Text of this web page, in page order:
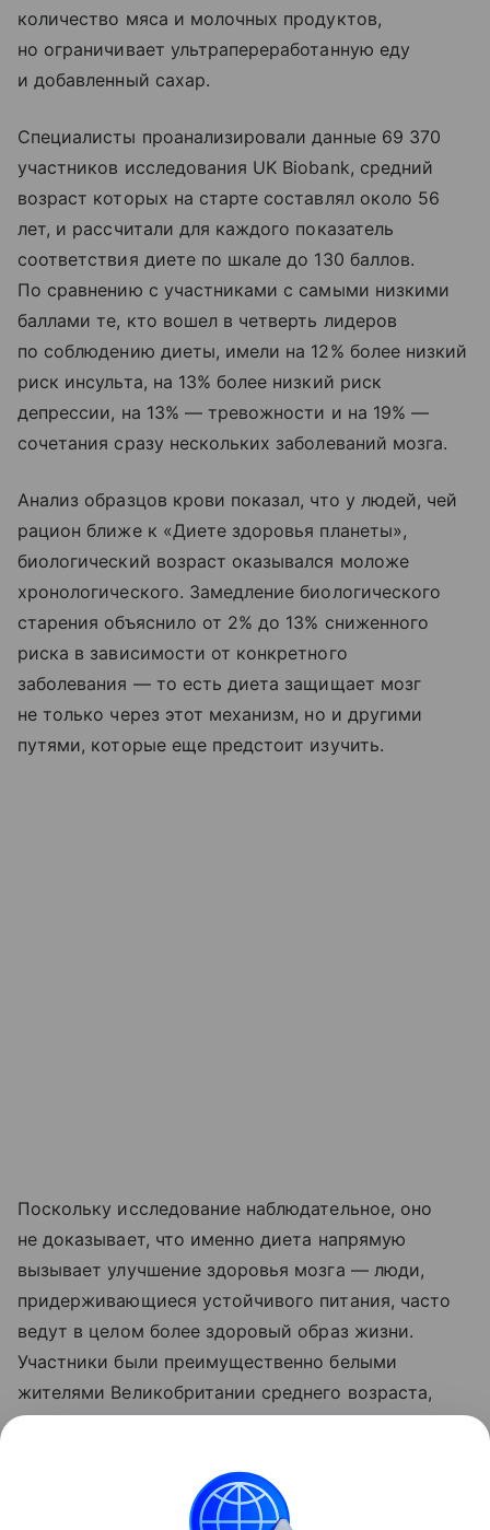
количество мяса и молочных продуктов,
но ограничивает ультрапереработанную еду
и добавленный сахар.
Специалисты проанализировали данные 69 370
участников исследования UK Biobank, средний
возраст которых на старте составлял около 56
лет, и рассчитали для каждого показатель
соответствия диете по шкале до 130 баллов.
По сравнению с участниками с самыми низкими
баллами те, кто вошел в четверть лидеров
по соблюдению диеты, имели на 12% более низкий
риск инсульта, на 13% более низкий риск
депрессии, на 13% — тревожности и на 19% —
сочетания сразу нескольких заболеваний мозга.
Анализ образцов крови показал, что у людей, чей
рацион ближе к «Диете здоровья планеты»,
биологический возраст оказывался моложе
хронологического. Замедление биологического
старения объяснило от 2% до 13% сниженного
риска в зависимости от конкретного
заболевания — то есть диета защищает мозг
не только через этот механизм, но и другими
путями, которые еще предстоит изучить.
Поскольку исследование наблюдательное, оно
не доказывает, что именно диета напрямую
вызывает улучшение здоровья мозга — люди,
придерживающиеся устойчивого питания, часто
ведут в целом более здоровый образ жизни.
Участники были преимущественно белыми
жителями Великобритании среднего возраста,
поэтому эффект в других популяциях еще